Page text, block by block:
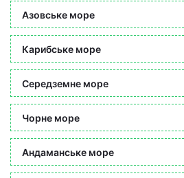
Азовське море
Карибське море
Середземне море
Чорне море
Андаманське море